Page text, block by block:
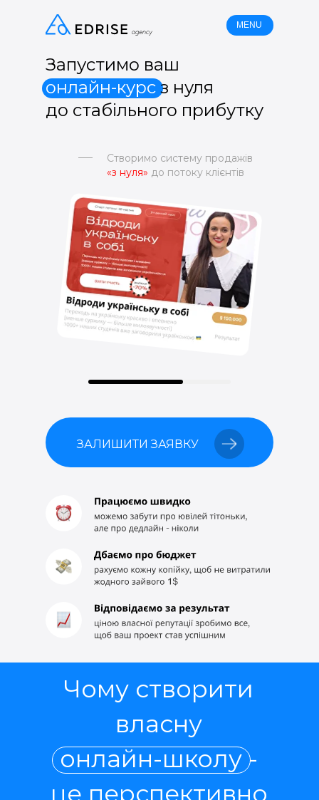
MENU
Запустимо ваш
онлайн-курсз нуля
до стабільного прибутку
Створимо систему продажів
«з нуля» до потоку клієнтів
ЗАЛИШИТИ ЗАЯВКУ
Чому створити
власну
онлайн-школу -
це перспективно